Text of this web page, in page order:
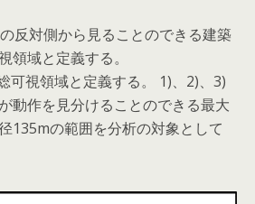
反対側から見ることのできる建築
領域と定義する。
可視領域と定義する。 1)、2)、3)
動作を見分けることのできる最大
135mの範囲を分析の対象として